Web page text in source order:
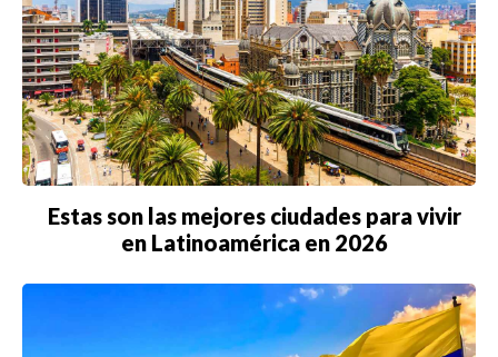
Estas son las mejores ciudades para vivir
en Latinoamérica en 2026